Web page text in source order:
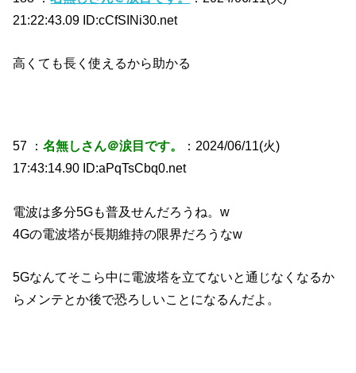
21:22:43.09 ID:cCfSINi30.net
高くても長く使えるから助かる
57 ：名無しさん＠涙目です。
：2024/06/11(火)
17:43:14.90 ID:aPqTsCbq0.net
電波は多分5Gも普及せんだろうね。w
4Gの電波塔が長期維持の限界だろうなw
5Gなんてそこら中に電波塔を立てないと通じなくなるか
らメンテとか後で恐ろしいことになるんだよ。